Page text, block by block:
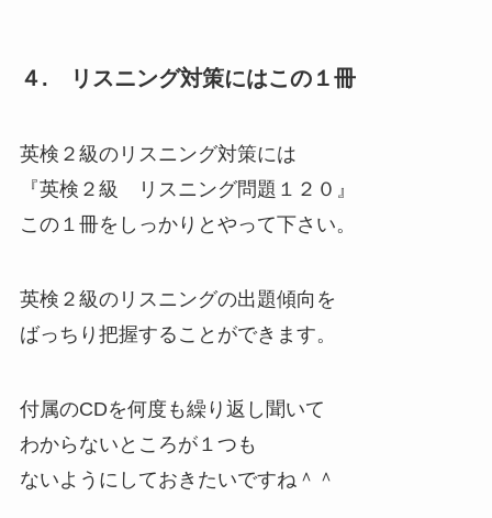
４. リスニング対策にはこの１冊
英検２級のリスニング対策には
『英検２級 リスニング問題１２０』
この１冊をしっかりとやって下さい。
英検２級のリスニングの出題傾向を
ばっちり把握することができます。
付属のCDを何度も繰り返し聞いて
わからないところが１つも
ないようにしておきたいですね＾＾